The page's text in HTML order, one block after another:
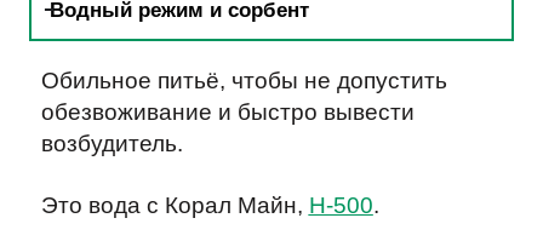
Водный режим и сорбент
Обильное питьё, чтобы не допустить
обезвоживание и быстро вывести
возбудитель.
Это вода с Корал Майн, Н-500.